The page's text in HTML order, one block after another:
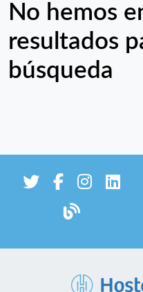
No hemos
resultados
búsqueda